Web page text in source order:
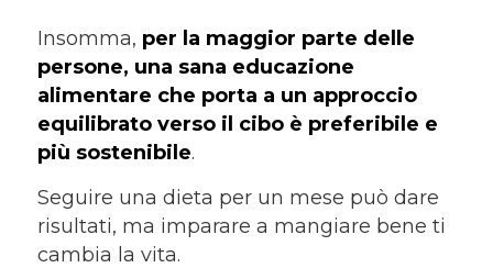
Insomma, per la maggior parte delle
persone, una sana educazione
alimentare che porta a un approccio
equilibrato verso il cibo è preferibile e
più sostenibile.
Seguire una dieta per un mese può dare
risultati, ma imparare a mangiare bene ti
cambia la vita.